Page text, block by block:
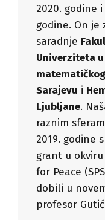
2020. godine
godine. On je
saradnje
Univerziteta
Sarajevu i
Ljubljane.
raznim
2019. godine
grant u okviru
for Peace
dobili u
profesor